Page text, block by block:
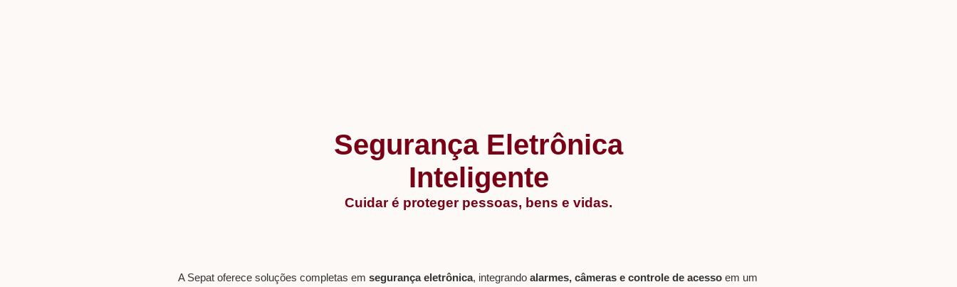
Segurança Eletrônica
Inteligente
Cuidar é proteger pessoas, bens e vidas.
A Sepat oferece soluções completas em segurança eletrônica, integrando alarmes, câmeras e controle de acessoem um